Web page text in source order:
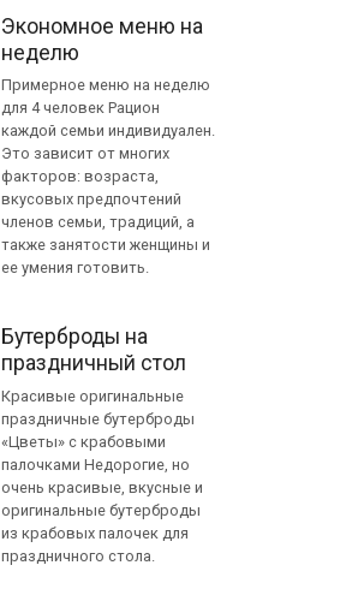
Экономное меню на
неделю
Примерное меню на неделю
для 4 человек Рацион
каждой семьи индивидуален.
Это зависит от многих
факторов: возраста,
вкусовых предпочтений
членов семьи, традиций, а
также занятости женщины и
ее умения готовить.
Бутерброды на
праздничный стол
Красивые оригинальные
праздничные бутерброды
«Цветы» с крабовыми
палочками Недорогие, но
очень красивые, вкусные и
оригинальные бутерброды
из крабовых палочек для
праздничного стола.